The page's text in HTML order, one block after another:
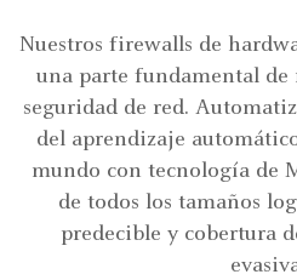
Nuestros firewalls de
una parte fundamental de
seguridad de red.
del aprendizaje
mundo con tecnología de
de todos los tamaños
predecible y cobertura